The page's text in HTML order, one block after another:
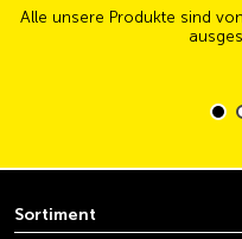
Alle unsere Produkte sind
Sortiment